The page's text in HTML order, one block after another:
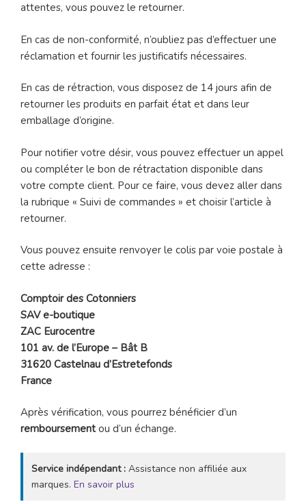
attentes, vous pouvez le retourner.
En cas de non-conformité, n’oubliez pas d’effectuer une
réclamation et fournir les justificatifs nécessaires.
En cas de rétraction, vous disposez de 14 jours afin de
retourner les produits en parfait état et dans leur
emballage d’origine.
Pour notifier votre désir, vous pouvez effectuer un appel
ou compléter le bon de rétractation disponible dans
votre compte client. Pour ce faire, vous devez aller dans
la rubrique « Suivi de commandes » et choisir l’article à
retourner.
Vous pouvez ensuite renvoyer le colis par voie postale à
cette adresse :
Comptoir des Cotonniers
SAV e-boutique
ZAC Eurocentre
101 av. de l’Europe – Bât B
31620 Castelnau d’Estretefonds
France
Après vérification, vous pourrez bénéficier d’un
remboursementou d’un échange.
Service indépendant : Assistance non affiliée aux
marques. En savoir plus